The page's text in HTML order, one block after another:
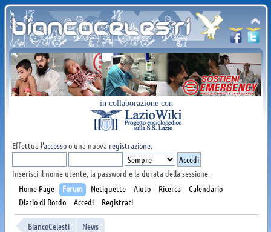
in collaborazione con
Effettua l'accessoo una nuova registrazione.
Inserisci il nome utente, la password e la durata della sessione.
Home Page
Forum Netiquette Aiuto Ricerca
Calendario
Diario di Bordo
Accedi Registrati
BiancoCelesti
News